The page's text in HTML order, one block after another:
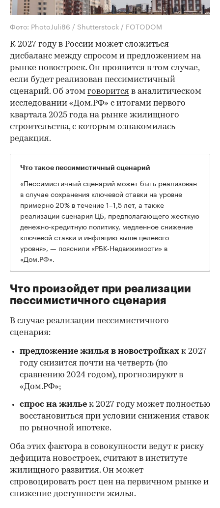
Фото: PhotoJuli86 / Shutterstock / FOTODOM
К 2027 году в России может сложиться
дисбаланс между спросом и предложением на
рынке новостроек. Он проявится в том случае,
если будет реализован пессимистичный
сценарий. Об этом говорится в аналитическом
исследовании «Дом.РФ» с итогами первого
квартала 2025 года на рынке жилищного
строительства, с которым ознакомилась
редакция.
Что такое пессимистичный сценарий
«Пессимистичный сценарий может быть реализован
в случае сохранения ключевой ставки на уровне
примерно 20% в течение 1–1,5 лет, а также
реализации сценария ЦБ, предполагающего жесткую
денежно-кредитную политику, медленное снижение
ключевой ставки и инфляцию выше целевого
уровня», — пояснили «РБК-Недвижимости» в
«Дом.РФ».
Что произойдет при реализации
пессимистичного сценария
00:00 / 00:00
В случае реализации пессимистичного
сценария:
предложение жилья в новостройках к 2027
году снизится почти на четверть (по
сравнению 2024 годом), прогнозируют в
«Дом.РФ»;
спрос на жилье к 2027 году может полностью
восстановиться при условии снижения ставок
по рыночной ипотеке.
Оба этих фактора в совокупности ведут к риску
дефицита новостроек, считают в институте
жилищного развития. Он может
спровоцировать рост цен на первичном рынке и
снижение доступности жилья.